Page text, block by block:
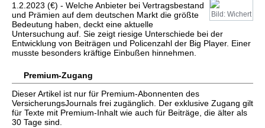
Bild: Wichert
1.2.2023 (€) - Welche Anbieter bei Vertragsbestand
und Prämien auf dem deutschen Markt die größte
Bedeutung haben, deckt eine aktuelle
Untersuchung auf. Sie zeigt riesige Unterschiede bei der
Entwicklung von Beiträgen und Policenzahl der Big Player. Einer
musste besonders kräftige Einbußen hinnehmen.
Premium-Zugang
Dieser Artikel ist nur für Premium-Abonnenten des
VersicherungsJournals frei zugänglich. Der exklusive Zugang gilt
für Texte mit Premium-Inhalt wie auch für Beiträge, die älter als
30 Tage sind.